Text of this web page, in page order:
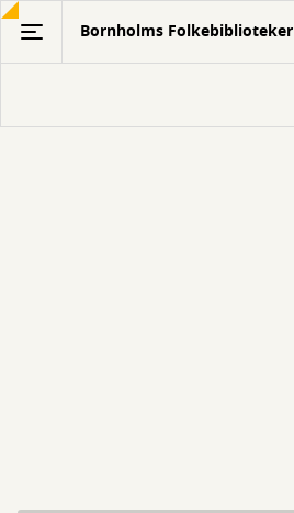
Gå
hovedindhold
Bornholms Folkebiblioteker